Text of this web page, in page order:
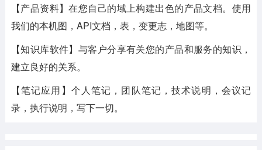
【产品资料】在您自己的域上构建出色的产品文档。使用
我们的本机图，API文档，表，变更志，地图等。
【知识库软件】与客户分享有关您的产品和服务的知识，
建立良好的关系。
【笔记应用】个人笔记，团队笔记，技术说明，会议记
录，执行说明，写下一切。